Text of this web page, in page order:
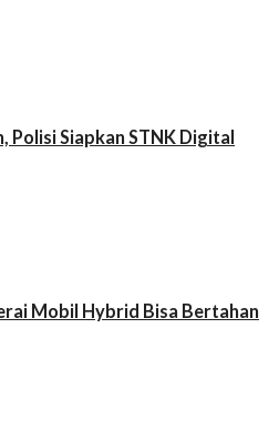
Siapkan STNK Digital
Mobil Hybrid Bisa Bertahan